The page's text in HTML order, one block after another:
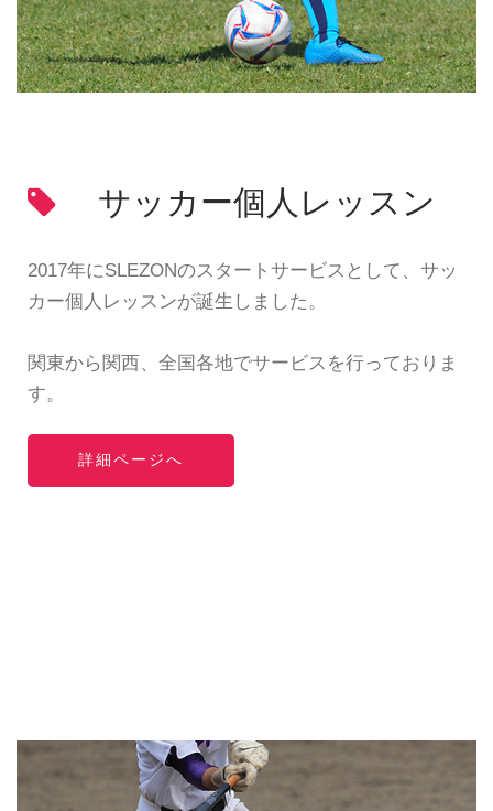
サッカー個人レッスン
2017年にSLEZONのスタートサービスとして、サッ
カー個人レッスンが誕生しました。
関東から関西、全国各地でサービスを行っておりま
す。
詳細ページへ